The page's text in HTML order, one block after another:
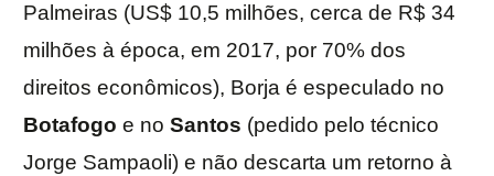
Palmeiras (US$ 10,5 milhões, cerca de R$ 34
milhões à época, em 2017, por 70% dos
direitos econômicos), Borja é especulado no
Botafogo e no Santos (pedido pelo técnico
Jorge Sampaoli) e não descarta um retorno à